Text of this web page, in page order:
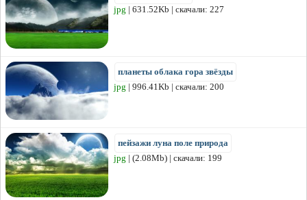
jpg | 631.52Kb | скачали: 227
планеты облака гора звёзды
jpg | 996.41Kb | скачали: 200
пейзажи луна поле природа
jpg | (2.08Mb) | скачали: 199